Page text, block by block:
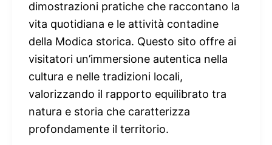
dimostrazioni pratiche che raccontano la
vita quotidiana e le attività contadine
della Modica storica. Questo sito offre ai
visitatori un’immersione autentica nella
cultura e nelle tradizioni locali,
valorizzando il rapporto equilibrato tra
natura e storia che caratterizza
profondamente il territorio.